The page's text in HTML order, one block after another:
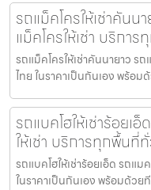
รถแม็คโครให้เช่าคันน
แม็คโครให้เช่า บริกา
รถแม็คโครให้เช่าคันนายาว ร
ไทย ในราคาเป็นกันเอง พร้อ
รถแบคโฮให้เช่าร้อยเ
ให้เช่า บริการทุกพื้นที่
รถแบคโฮให้เช่าร้อยเอ็ด รถแม
ในราคาเป็นกันเอง พร้อมด้ว